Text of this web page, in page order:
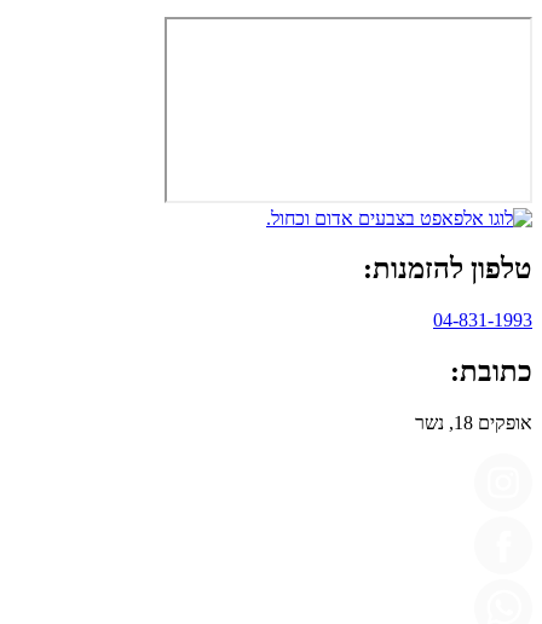
טלפון להזמנות:
04-831-1993
כתובת:
אופקים 18, נשר